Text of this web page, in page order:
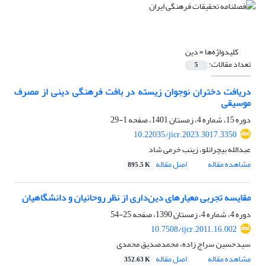
کلیدواژه‌ها =دین
تعداد مقالات: 5
دریافت دختران نوجوان زیسته در بافت فرهنگی دینی از مصرف
موسیقی
دوره 15، شماره 4، زمستان 1401، صفحه
1-29
10.22035/jicr.2023.3017.3350
عبدالله بیچرانلو، زینب خرمی شاد
مشاهده مقاله
اصل مقاله 895.5 K
مقایسه تجربی معیارهای دین‌داری از نظر روحانیان و دانشگاهیان
دوره 4، شماره 4، زمستان 1390، صفحه
25-54
10.7508/ijcr.2011.16.002
سید‌حسین سراج زاده، محمد‌صدیق‌ محمدی
مشاهده مقاله
اصل مقاله 352.63 K